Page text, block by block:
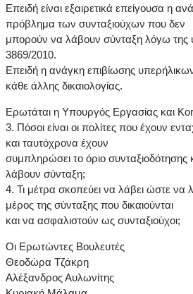
Επειδή είναι εξαιρετικά επείγουσα η
πρόβλημα των συνταξιούχων που δεν
μπορούν να λάβουν σύνταξη λόγω της
3869/2010.
Επειδή η ανάγκη επιβίωσης
κάθε άλλης δικαιολογίας.
Ερωτάται η Υπουργός Εργασίας και
3. Πόσοι είναι οι πολίτες που έχουν
και ταυτόχρονα έχουν
συμπληρώσει το όριο συνταξιοδότησης
λάβουν σύνταξη;
4. Τι μέτρα σκοπεύει να λάβει ώστε
μέρος της σύνταξης που δικαιούνται
και να ασφαλιστούν ως συνταξιούχοι;
Οι Ερωτώντες Βουλευτές
Θεοδώρα Τζάκρη
Αλέξανδρος Αυλωνίτης